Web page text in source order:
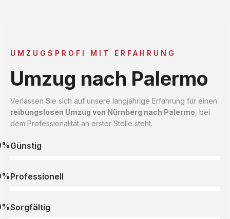
UMZUGSPROFI MIT ERFAHRUNG
Umzug nach Palermo
Verlassen Sie sich auf unsere langjährige Erfahrung für einen
reibungslosen Umzug von Nürnberg nach Palermo , bei
dem Professionalität an erster Stelle steht.
Günstig
Professionell
Sorgfältig